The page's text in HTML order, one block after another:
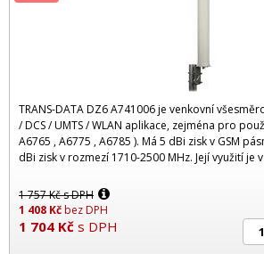
TRANS-DATA DZ6 A741006 je venkovní
/ DCS / UMTS / WLAN aplikace, zejména pro
A6765 , A6775 , A6785 ). Má 5 dBi zisk v GSM
dBi zisk v rozmezí 1710-2500 MHz. Její využití je
1 757Kčs DPH
1 408 Kčbez DPH
1 704 Kč s DPH